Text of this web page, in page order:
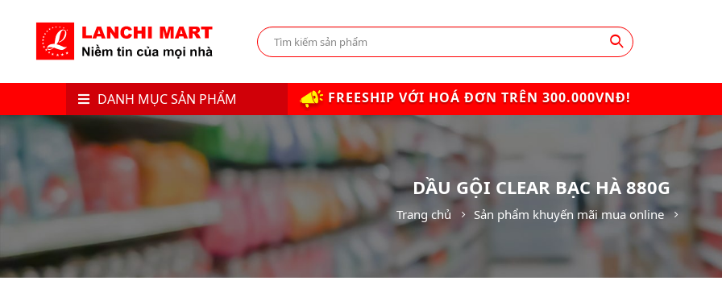
DANH MỤC SẢN PHẨM FREESHIP VỚI HOÁ ĐƠN TRÊN 300.000VNĐ!
DẦU GỘI CLEAR BẠC HÀ 880G
Trang chủ Sản phẩm khuyến mãi mua online